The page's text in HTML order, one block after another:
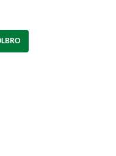
nicht verfügbar.)